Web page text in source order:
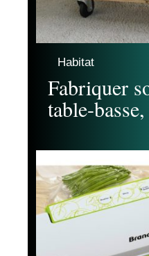
Habitat
Fabriquer
table-